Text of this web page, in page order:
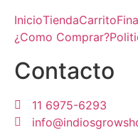
InicioTiendaCarrito
¿Como Comprar?
Contacto
11 6975-6293